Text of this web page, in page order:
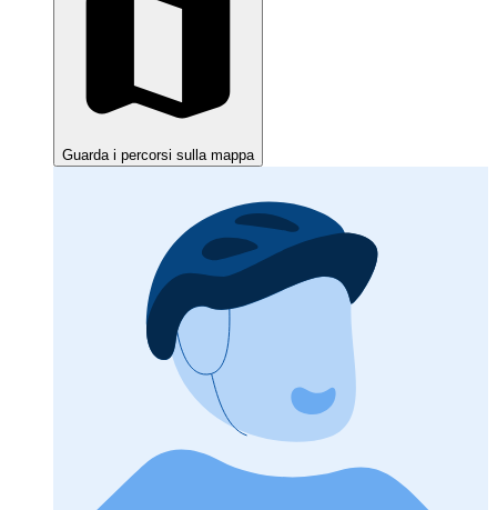
Guarda i percorsi sulla mappa